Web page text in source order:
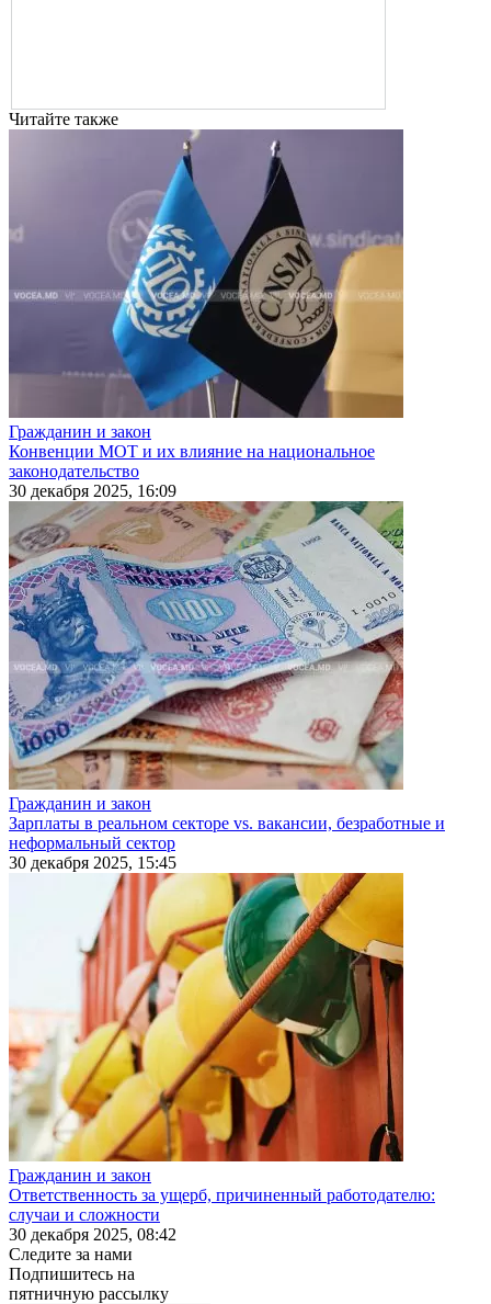
Читайте также
Гражданин и закон
Конвенции МОТ и их влияние на национальное
законодательство
30 декабря 2025, 16:09
Гражданин и закон
Зарплаты в реальном секторе vs. вакансии, безработные и
неформальный сектор
30 декабря 2025, 15:45
Гражданин и закон
Ответственность за ущерб, причиненный работодателю:
случаи и сложности
30 декабря 2025, 08:42
Следите за нами
Подпишитесь на
пятничную рассылку